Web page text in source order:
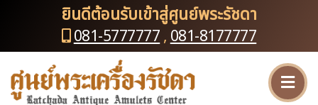
ยินดีต้อนรับเข้าสู่ศูนย์พระรัชดา
081-5777777, 081-8177777